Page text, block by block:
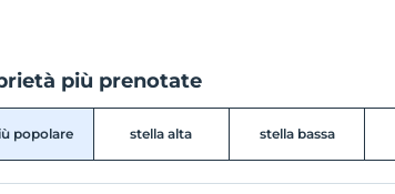
più prenotate
popolare stella alta stella bassa